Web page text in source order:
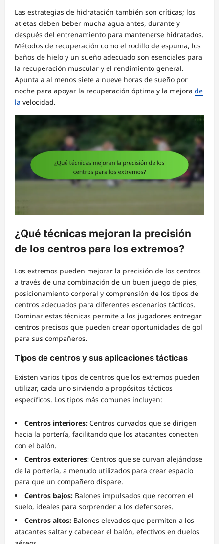
Las estrategias de hidratación también son críticas; los
atletas deben beber mucha agua antes, durante y
después del entrenamiento para mantenerse hidratados.
Métodos de recuperación como el rodillo de espuma, los
baños de hielo y un sueño adecuado son esenciales para
la recuperación muscular y el rendimiento general.
Apunta a al menos siete a nueve horas de sueño por
noche para apoyar la recuperación óptima y la mejora de
la velocidad.
¿Qué técnicas mejoran la precisión
de los centros para los extremos?
Los extremos pueden mejorar la precisión de los centros
a través de una combinación de un buen juego de pies,
posicionamiento corporal y comprensión de los tipos de
centros adecuados para diferentes escenarios tácticos.
Dominar estas técnicas permite a los jugadores entregar
centros precisos que pueden crear oportunidades de gol
para sus compañeros.
Tipos de centros y sus aplicaciones tácticas
Existen varios tipos de centros que los extremos pueden
utilizar, cada uno sirviendo a propósitos tácticos
específicos. Los tipos más comunes incluyen:
Centros interiores: Centros curvados que se dirigen
hacia la portería, facilitando que los atacantes conecten
con el balón.
Centros exteriores: Centros que se curvan alejándose
de la portería, a menudo utilizados para crear espacio
para que un compañero dispare.
Centros bajos: Balones impulsados que recorren el
suelo, ideales para sorprender a los defensores.
Centros altos: Balones elevados que permiten a los
atacantes saltar y cabecear el balón, efectivos en duelos